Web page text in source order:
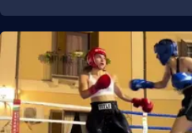
APP
Android
Apple